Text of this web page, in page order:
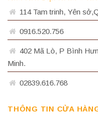
114 Tam trinh, Yên
0916.520.756
402 Mã Lò, P Bình
Minh.
02839.616.768
THÔNG TIN CỬA